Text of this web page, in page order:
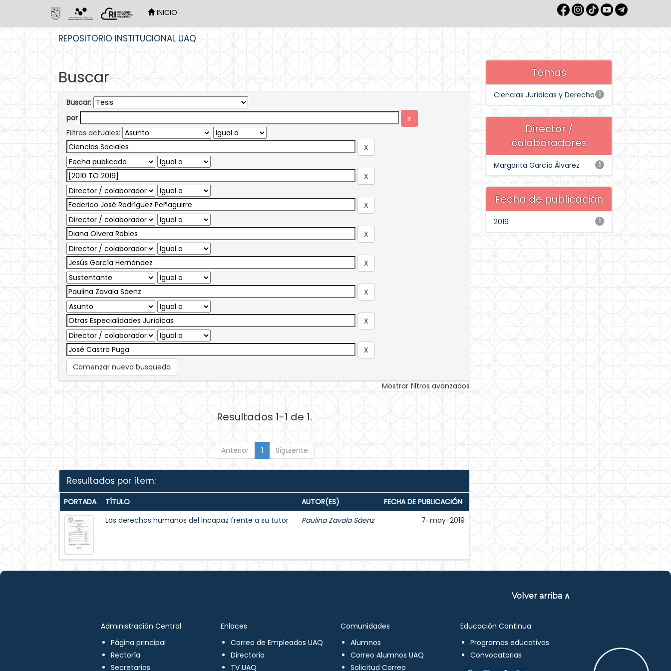
INICIO
REPOSITORIO INSTITUCIONAL UAQ
Buscar
Buscar:
por
Filtros actuales:
Comenzar nueva busqueda
Mostrar filtros avanzados
Resultados 1-1 de 1.
Anterior 1 Siguiente
Resultados por ítem:
PORTADA TÍTULO AUTOR(ES)
FECHA DE PUBLICACIÓN
Los derechos humanos del incapaz frente a su tutor
Paulina Zavala Sáenz 7-may-2019
Temas
1
Ciencias Jurídicas y Derecho
Director /
colaboradores
1
Margarita García Álvarez
Fecha de publicación
1
2019
Volver arriba ∧
Administración Central
Página principal
Rectoría
Secretarios
Enlaces
Correo de Empleados UAQ
Directorio
TV UAQ
Comunidades
Alumnos
Correo Alumnos UAQ
Solicitud Correo
Educación Continua
Programas educativos
Convocatorias